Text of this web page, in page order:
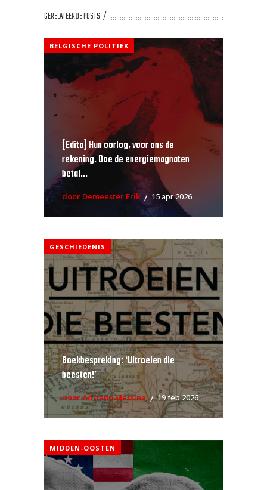
GERELATEERDE POSTS
BELGISCHE POLITIEK
[Edito] Hun oorlog, voor ons de
rekening. Doe de energiemagnaten
betal...
door Demeester Erik 15 apr 2026
GESCHIEDENIS
Boekbespreking: ‘Uitroeien die
beesten!’
door Adriano Messina 19 feb 2026
MIDDEN-OOSTEN